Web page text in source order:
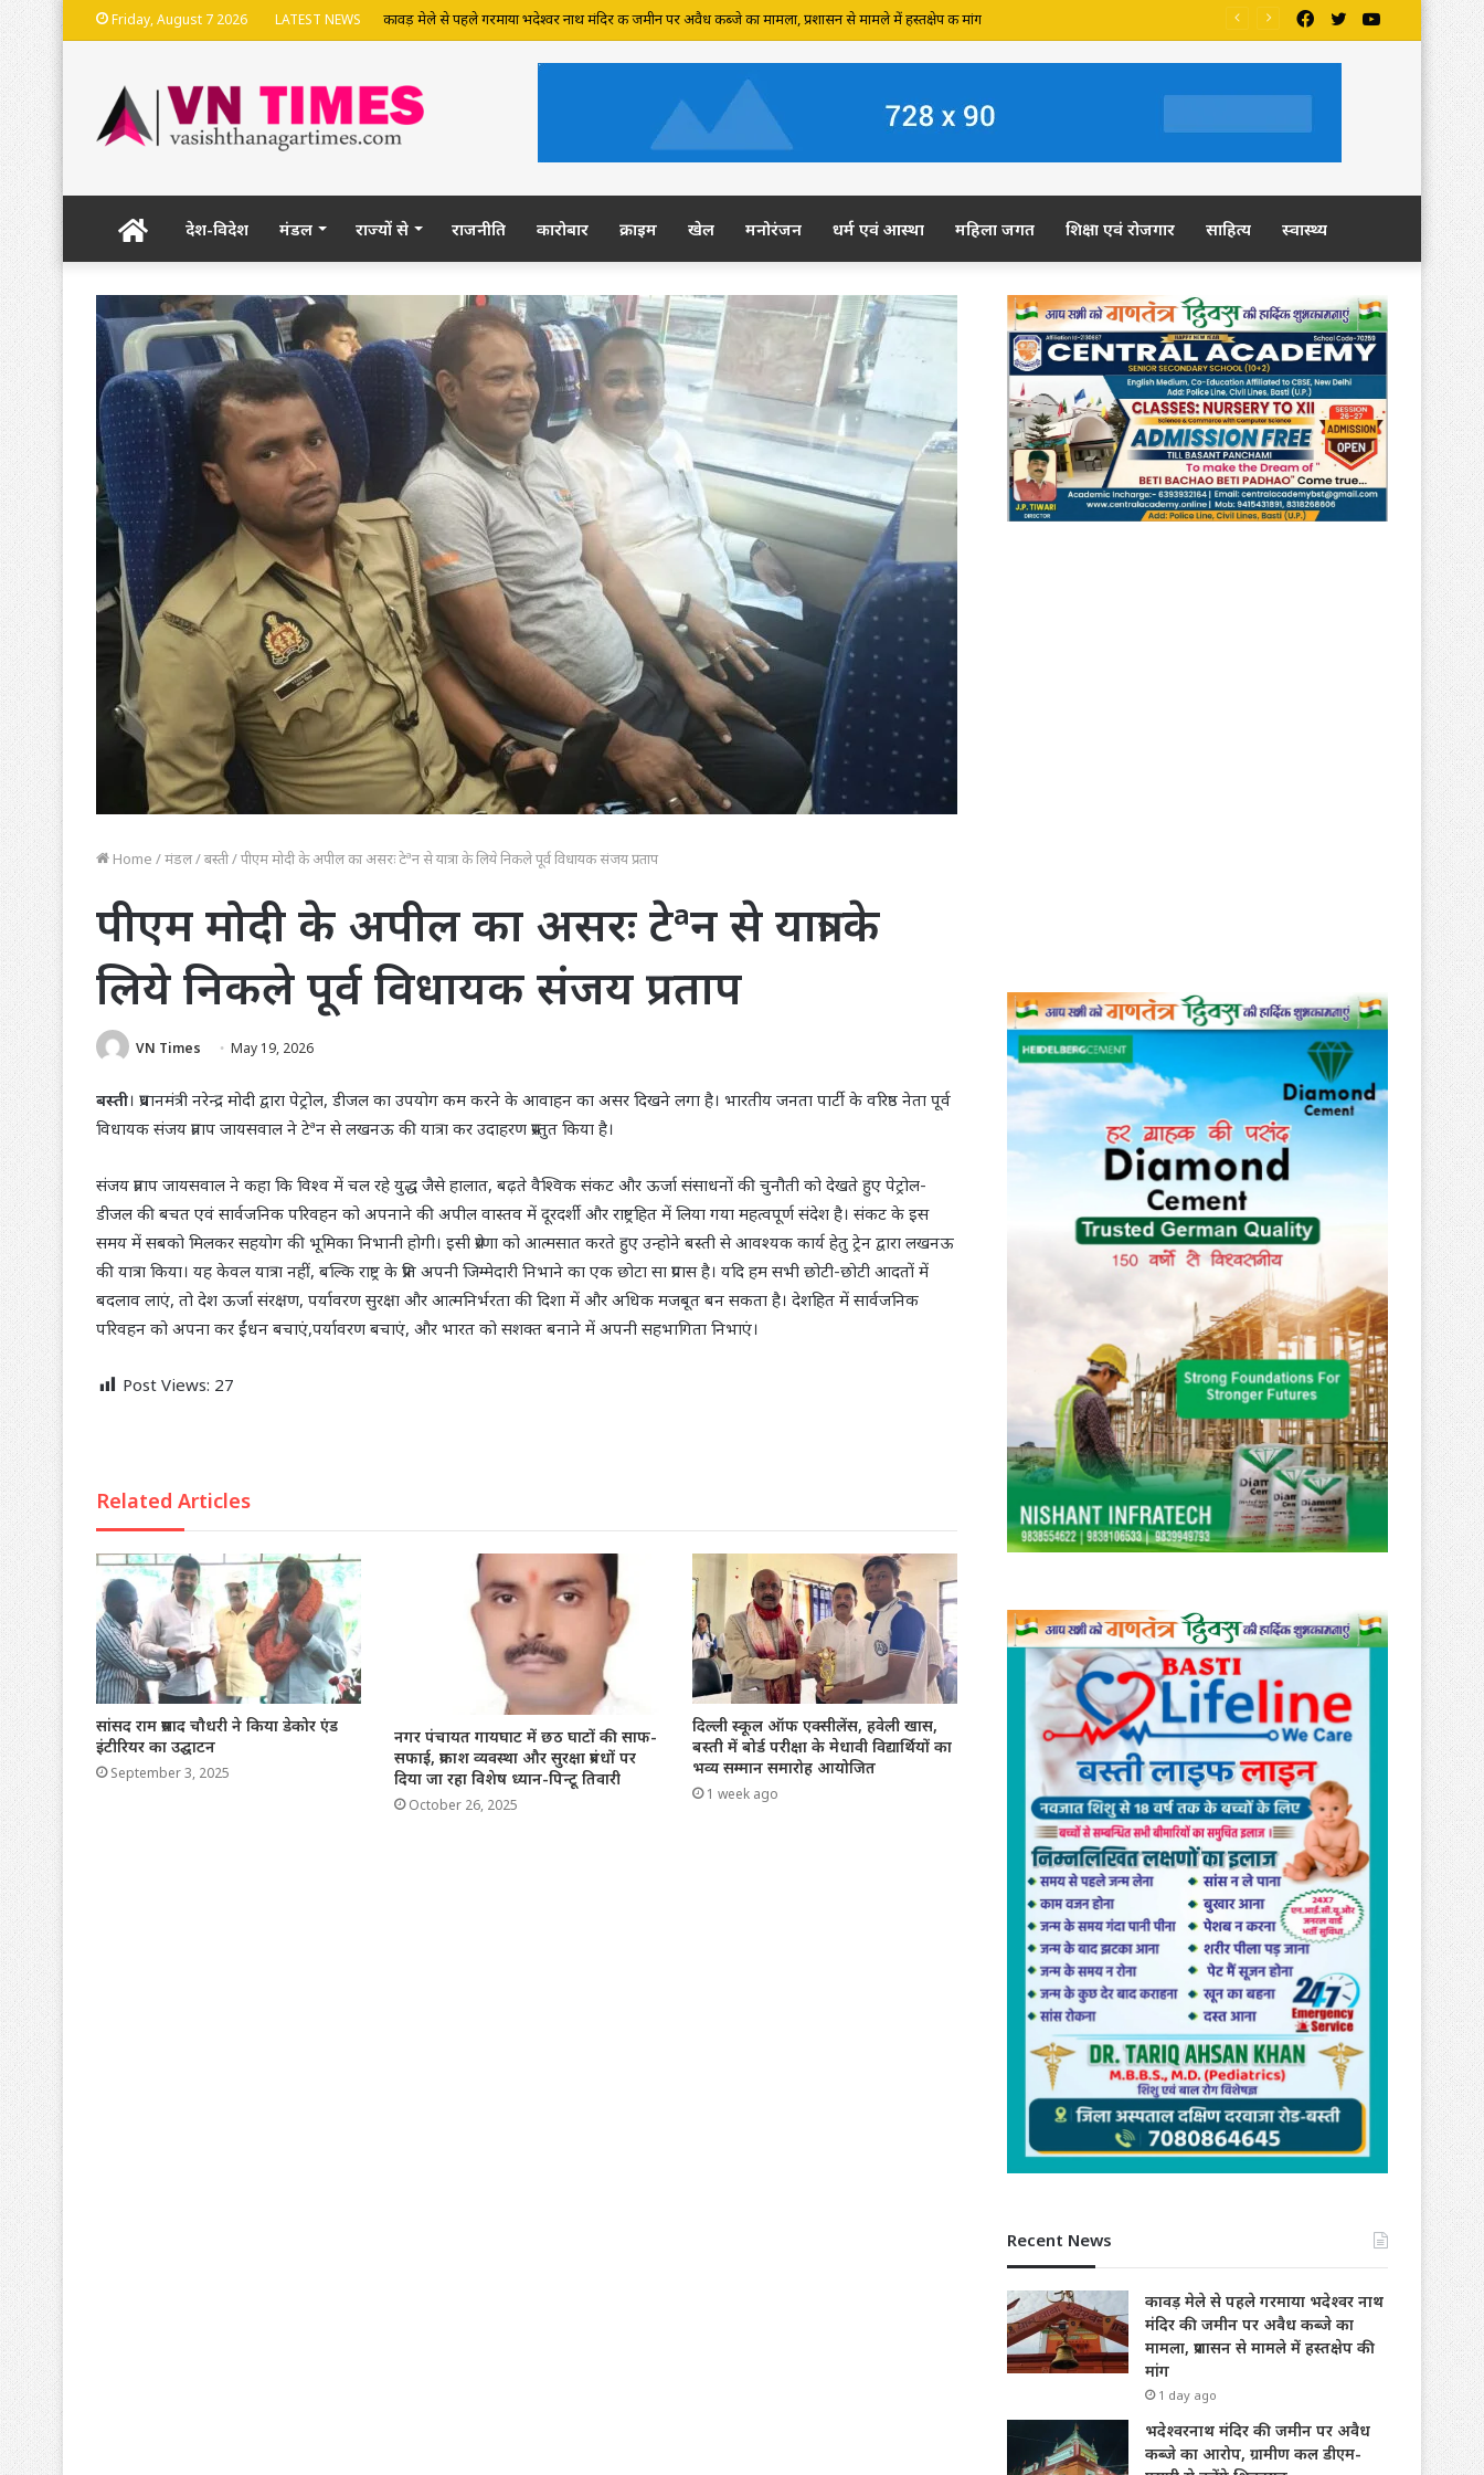
Friday, August 7 2026 LATEST NEWS भदेश्वरनाथ मंदिर की जमीन पर अवैध कब्जे का आरोप, ग्रामीण कल डीएम-एसपी से करेंगे शिकायत YouTube
Twitter
Facebook
Homeदेश-विदेश मंडल राज्यों से राजनीति कारोबार क्राइम खेल मनोरंजन धर्म एवं आस्था महिला जगत शिक्षा एवं रोजगार साहित्य स्वास्थ्य
Home /मंडल/बस्ती/पीएम मोदी के अपील का असरः टेªन से यात्रा के लिये निकले पूर्व विधायक संजय प्रताप
पीएम मोदी के अपील का असरः टेªन से यात्रा के
लिये निकले पूर्व विधायक संजय प्रताप
VN Times May 19, 2026
बस्ती। प्रधानमंत्री नरेन्द्र मोदी द्वारा पेट्रोल, डीजल का उपयोग कम करने के आवाहन का असर दिखने लगा है। भारतीय जनता पार्टी के वरिष्ठ नेता पूर्व
विधायक संजय प्रताप जायसवाल ने टेªन से लखनऊ की यात्रा कर उदाहरण प्रस्तुत किया है।
संजय प्रताप जायसवाल ने कहा कि विश्व में चल रहे युद्ध जैसे हालात, बढ़ते वैश्विक संकट और ऊर्जा संसाधनों की चुनौती को देखते हुए पेट्रोल-
डीजल की बचत एवं सार्वजनिक परिवहन को अपनाने की अपील वास्तव में दूरदर्शी और राष्ट्रहित में लिया गया महत्वपूर्ण संदेश है। संकट के इस
समय में सबको मिलकर सहयोग की भूमिका निभानी होगी। इसी प्रेरणा को आत्मसात करते हुए उन्होने बस्ती से आवश्यक कार्य हेतु ट्रेन द्वारा लखनऊ
की यात्रा किया। यह केवल यात्रा नहीं, बल्कि राष्ट्र के प्रति अपनी जिम्मेदारी निभाने का एक छोटा सा प्रयास है। यदि हम सभी छोटी-छोटी आदतों में
बदलाव लाएं, तो देश ऊर्जा संरक्षण, पर्यावरण सुरक्षा और आत्मनिर्भरता की दिशा में और अधिक मजबूत बन सकता है। देशहित में सार्वजनिक
परिवहन को अपना कर ईंधन बचाएं,पर्यावरण बचाएं, और भारत को सशक्त बनाने में अपनी सहभागिता निभाएं।
Post Views: 27
Related Articles
सांसद राम प्रसाद चौधरी ने किया डेकोर एंड
इंटीरियर का उद्घाटन
September 3, 2025
नगर पंचायत गायघाट में छठ घाटों की साफ-
सफाई, प्रकाश व्यवस्था और सुरक्षा प्रबंधों पर
दिया जा रहा विशेष ध्यान-पिन्टू तिवारी
October 26, 2025
दिल्ली स्कूल ऑफ एक्सीलेंस, हवेली खास,
बस्ती में बोर्ड परीक्षा के मेधावी विद्यार्थियों का
भव्य सम्मान समारोह आयोजित
1 week ago
Recent News
कावड़ मेले से पहले गरमाया भदेश्वर नाथ
मंदिर की जमीन पर अवैध कब्जे का
मामला, प्रशासन से मामले में हस्तक्षेप की
मांग
1 day ago
भदेश्वरनाथ मंदिर की जमीन पर अवैध
कब्जे का आरोप, ग्रामीण कल डीएम-